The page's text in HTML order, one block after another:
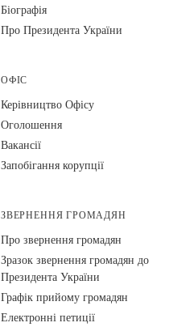
Біографія
Про Президента України
ОФІС
Керівництво Офісу
Оголошення
Вакансії
Запобігання корупції
ЗВЕРНЕННЯ ГРОМАДЯН
Про звернення громадян
Зразок звернення громадян до
Президента України
Графік прийому громадян
Електронні петиції